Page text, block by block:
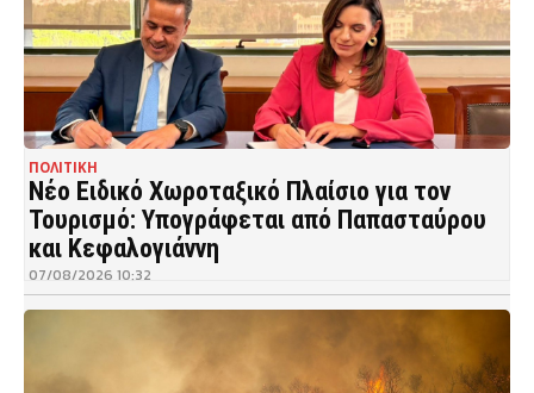
ΠΟΛΙΤΙΚΗ
Νέο Ειδικό Χωροταξικό Πλαίσιο για τον
Τουρισμό: Υπογράφεται από Παπασταύρου
και Κεφαλογιάννη
07/08/2026 10:32